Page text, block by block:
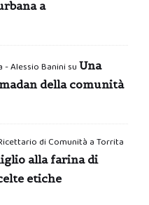
a
- Alessio Banini su Una
della comunità
di Comunità a Torrita
alla farina di
etiche